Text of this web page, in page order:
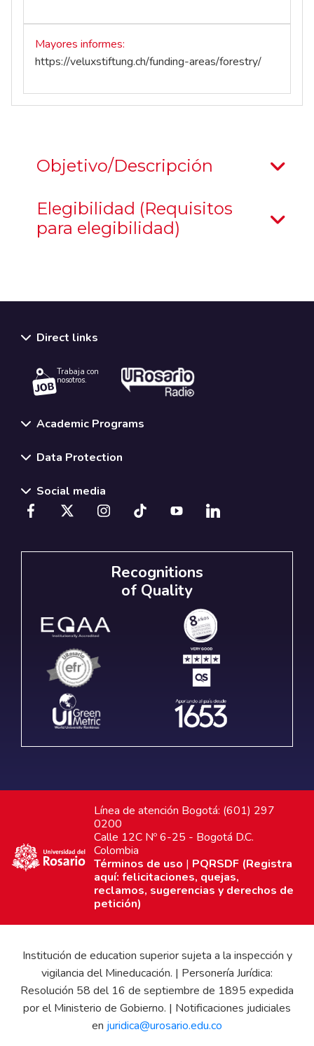
Mayores informes
https://veluxstiftung.ch/funding-areas/forestry/
Objetivo/Descripción
Elegibilidad (Requisitos
para elegibilidad)
Direct links
Trabaja con
nosotros.
Academic Programs
Data Protection
Social media
Recognitions
of Quality
Línea de atención Bogotá: (601) 297
0200
Calle 12C Nº 6-25 - Bogotá D.C.
Colombia
Términos de uso | PQRSDF (Registra
aquí: felicitaciones, quejas,
reclamos, sugerencias y derechos de
petición)
Institución de education superior sujeta a la inspección y
vigilancia del Mineducación. | Personería Jurídica:
Resolución 58 del 16 de septiembre de 1895 expedida
por el Ministerio de Gobierno. | Notificaciones judiciales
en juridica@urosario.edu.co